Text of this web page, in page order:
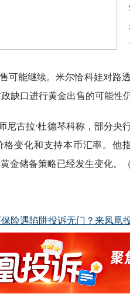
可能继续。米尔恰科娃对路
缺口进行黄金出售的可能性仍
尼古拉·杜德琴科称，部分央
格变化和支持本币汇率。他
金储备策略已经发生变化。
险遇陷阱投诉无门？来凤凰